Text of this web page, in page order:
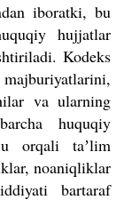
iboratki, bu
hujjatlar
Kodeks
va ularning
huquqiy
orqali taʼlim
noaniqliklar
bartaraf